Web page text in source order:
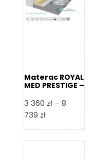
000 zł
Materac ROYAL
MED PRESTIGE –
3 360 zł – 8
739 złZakres
od